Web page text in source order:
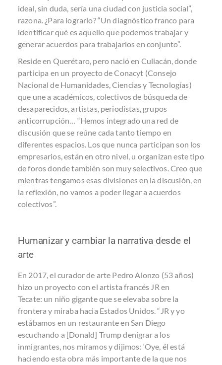
ideal, sin duda, sería una ciudad con justicia social”,
razona. ¿Para lograrlo? “Un diagnóstico franco para
identificar qué es aquello que podemos trabajar y
generar acuerdos para trabajarlos en conjunto”.
Reside en Querétaro, pero nació en Culiacán, donde
participa en un proyecto de Conacyt (Consejo
Nacional de Humanidades, Ciencias y Tecnologías)
que une a académicos, colectivos de búsqueda de
desaparecidos, artistas, periodistas, grupos
anticorrupción… “Hemos integrado una red de
discusión que se reúne cada tanto tiempo en
diferentes espacios. Los que nunca participan son los
empresarios, están en otro nivel, u organizan este tipo
de foros donde también son muy selectivos. Creo que
mientras tengamos esas divisiones en la discusión, en
la reflexión, no vamos a poder llegar a acuerdos
colectivos”.
Humanizar y cambiar la narrativa desde el
arte
En 2017, el curador de arte Pedro Alonzo (53 años)
hizo un proyecto con el artista francés JR en
Tecate: un niño gigante que se elevaba sobre la
frontera y miraba hacia Estados Unidos. “JR y yo
estábamos en un restaurante en San Diego
escuchando a [Donald] Trump denigrar a los
inmigrantes, nos miramos y dijimos: ‘Oye, él está
haciendo esta obra más importante de la que nos